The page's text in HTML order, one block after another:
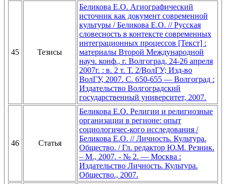
45 Тезисы
Беликова Е.О. Агиографический
источник как документ современной
культуры / Беликова Е.О. // Русская
словесность в контексте современных
интеграционных процессов [Текст] :
материалы Второй Международной
науч. конф., г. Волгоград, 24-26 апреля
2007г. : в. 2 т. Т. 2/ВолГУ; Изд-во
ВолГУ, 2007. С. 650-655 — Волгоград :
Издательство Волгоградский
государственный университет, 2007.
46 Статья
Беликова Е.О. Религии и религиозные
организации в регионе: опыт
социологичес-кого исследования /
Беликова Е.О. // Личность. Культура.
Общество. / Гл. редактор Ю.М. Резник.
– М., 2007. - № 2. — Москва :
Издательство Личность. Культура.
Общество., 2007.